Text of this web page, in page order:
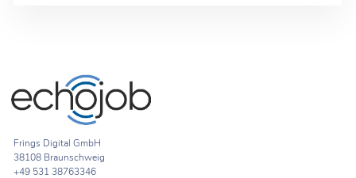
Frings Digital GmbH
38108 Braunschweig
+49 531 38763346